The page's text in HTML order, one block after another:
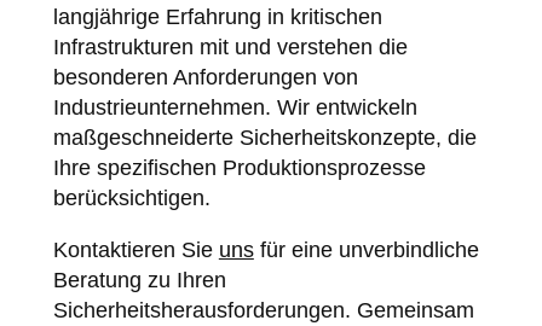
langjährige Erfahrung in kritischen
Infrastrukturen mit und verstehen die
besonderen Anforderungen von
Industrieunternehmen. Wir entwickeln
maßgeschneiderte Sicherheitskonzepte, die
Ihre spezifischen Produktionsprozesse
berücksichtigen.
Kontaktieren Sie unsfür eine unverbindliche
Beratung zu Ihren
Sicherheitsherausforderungen. Gemeinsam